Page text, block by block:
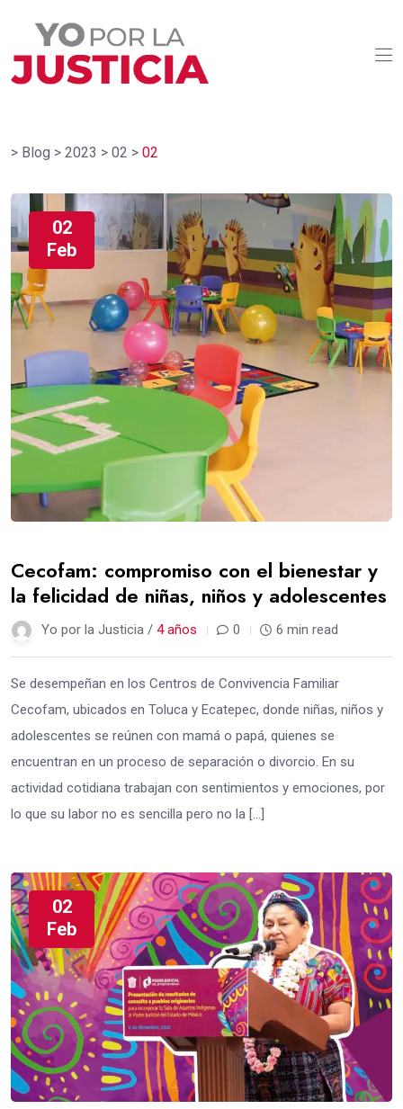
> Blog > 2023 > 02 > 02
02
Feb
Cecofam: compromiso con el bienestar y
la felicidad de niñas, niños y adolescentes
Yo por la Justicia / 4 años 0 6 min read
Se desempeñan en los Centros de Convivencia Familiar
Cecofam, ubicados en Toluca y Ecatepec, donde niñas, niños y
adolescentes se reúnen con mamá o papá, quienes se
encuentran en un proceso de separación o divorcio. En su
actividad cotidiana trabajan con sentimientos y emociones, por
lo que su labor no es sencilla pero no la […]
02
Feb